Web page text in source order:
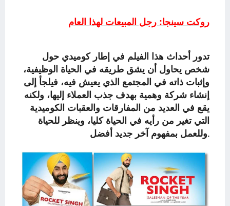
روكت سينجا: رجل المبيعات لهذا العام
تدور أحداث هذا الفيلم في إطار كوميدي حول
شخص يحاول أن يشق طريقه في الحياة الوظيفية،
وإثبات ذاته في المجتمع الذي يعيش فيه، فيلجأ إلى
إنشاء شركة وهمية بهدف جذب العملاء إليها، ولكنه
يقع في العديد من المفارقات والعقبات الكوميدية
التي تغير من رأيه في الحياة كليا، وينظر للحياة
وللعمل بمفهوم آخر جديد أفضل.